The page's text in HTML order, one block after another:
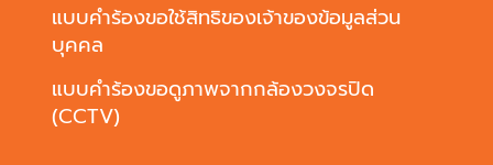
แบบคำร้องขอใช้สิทธิของเจ้าของข้อมูลส่วน
บุคคล
แบบคำร้องขอดูภาพจากกล้องวงจรปิด
(CCTV)